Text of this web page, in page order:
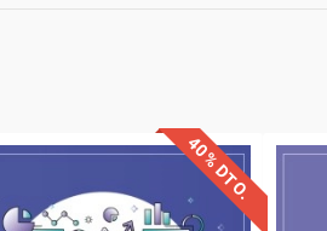
40% DTO.
Descuentos especiales